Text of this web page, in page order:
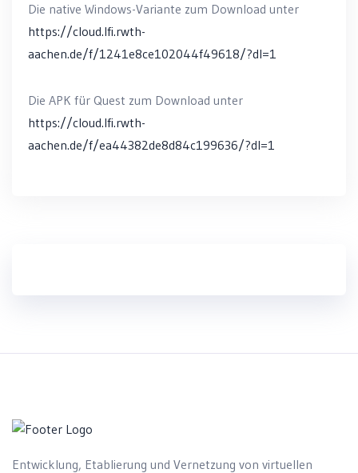
Die native Windows-Variante zum Download unter
https://cloud.lfi.rwth-
aachen.de/f/1241e8ce102044f49618/?dl=1
Die APK für Quest zum Download unter
https://cloud.lfi.rwth-
aachen.de/f/ea44382de8d84c199636/?dl=1
Entwicklung, Etablierung und Vernetzung von virtuellen